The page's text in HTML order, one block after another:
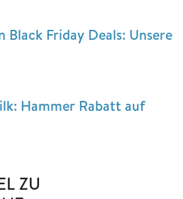
Friday Deals: Unsere
Hammer Rabatt auf
ZU